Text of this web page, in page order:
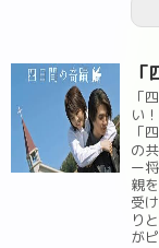
「
い
「
の
ー
親
受
り
が